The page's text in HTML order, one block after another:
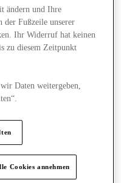
ändern und Ihre
Fußzeile unserer
Ihr Widerruf hat keinen
zu diesem Zeitpunkt
Daten weitergeben,
Cookies annehmen